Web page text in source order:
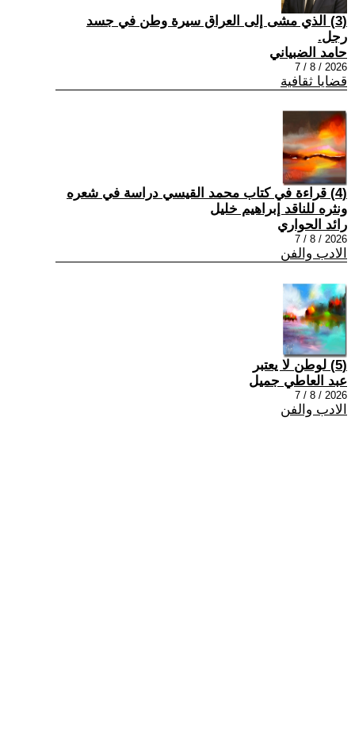
(3) الذي مشى إلى العراق سيرة وطن في جسد
رجل.
حامد الضبياني
2026 / 8 / 7
قضايا ثقافية
(4) قراءة في كتاب محمد القيسي دراسة في شعره
ونثره للناقد إبراهيم خليل
رائد الحواري
2026 / 8 / 7
الادب والفن
(5) لوطن لا يعتبر
عبد العاطي جميل
2026 / 8 / 7
الادب والفن